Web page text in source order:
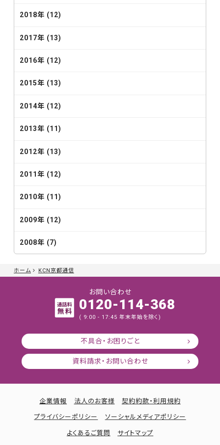
ホーム KCN京都通信
2018年 (12)
2017年 (13)
2016年 (12)
2015年 (13)
2014年 (12)
2013年 (11)
2012年 (13)
2011年 (12)
2010年 (11)
2009年 (12)
2008年 (7)
お問い合わせ
0120-114-368
( 9:00 - 17:45 年末年始を除く)
不具合・お困りごと
資料請求・お問い合わせ
企業情報 法人のお客様 契約約款・利用規約
プライバシーポリシー ソーシャルメディアポリシー
よくあるご質問 サイトマップ